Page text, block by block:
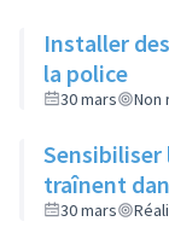
Installer
la police
30 mars Non
Sensibiliser
traînent
30 mars